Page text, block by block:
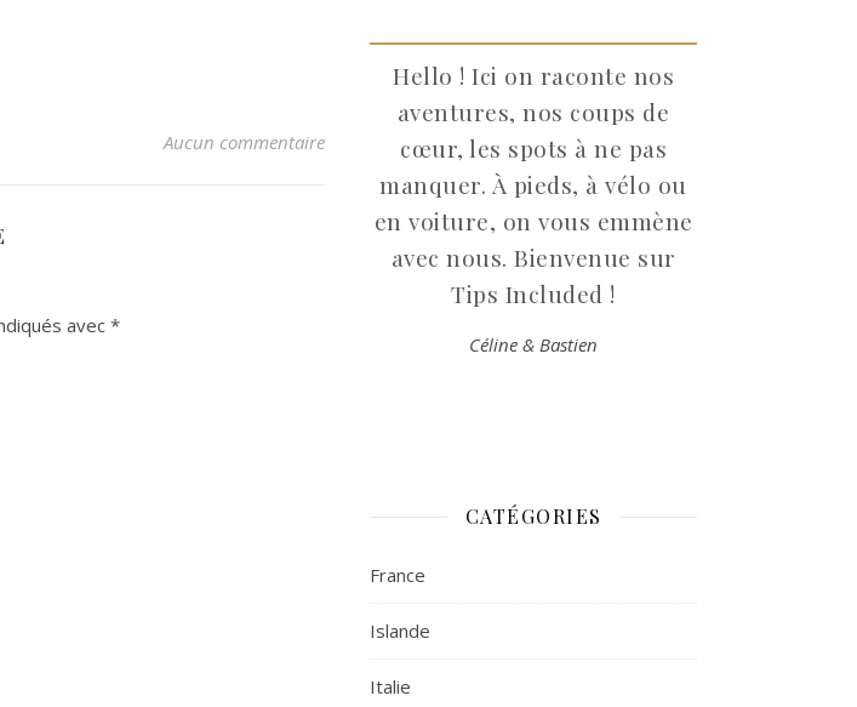
Aucun commentaire
avec *
Hello ! Ici on raconte nos
aventures, nos coups de
cœur, les spots à ne pas
manquer. À pieds, à vélo ou
en voiture, on vous emmène
avec nous. Bienvenue sur
Tips Included !
Céline & Bastien
CATÉGORIES
France
Islande
Italie